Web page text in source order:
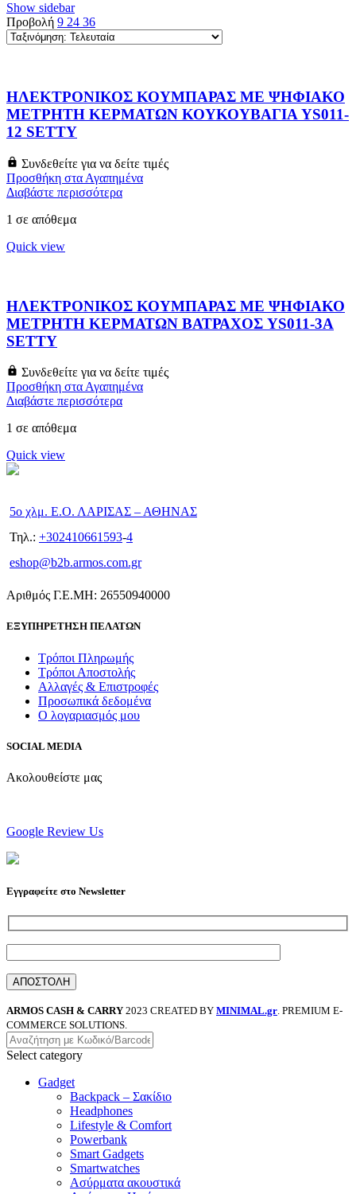
Show sidebar
Προβολή 9 24 36
ΗΛΕΚΤΡΟΝΙΚΟΣ ΚΟΥΜΠΑΡΑΣ ΜΕ ΨΗΦΙΑΚΟ
ΜΕΤΡΗΤΗ ΚΕΡΜΑΤΩΝ ΚΟΥΚΟΥΒΑΓΙΑ YS011-
12 SETTY
Συνδεθείτε για να δείτε τιμές
Προσθήκη στα Αγαπημένα
Διαβάστε περισσότερα
1 σε απόθεμα
Quick view
ΗΛΕΚΤΡΟΝΙΚΟΣ ΚΟΥΜΠΑΡΑΣ ΜΕ ΨΗΦΙΑΚΟ
ΜΕΤΡΗΤΗ ΚΕΡΜΑΤΩΝ ΒΑΤΡΑΧΟΣ YS011-3A
SETTY
Συνδεθείτε για να δείτε τιμές
Προσθήκη στα Αγαπημένα
Διαβάστε περισσότερα
1 σε απόθεμα
Quick view
5ο χλμ. Ε.Ο. ΛΑΡΙΣΑΣ – ΑΘΗΝΑΣ
Τηλ.: +302410661593-4
eshop@b2b.armos.com.gr
Αριθμός Γ.Ε.ΜΗ: 26550940000
ΕΞΥΠΗΡΕΤΗΣΗ ΠΕΛΑΤΩΝ
Τρόποι Πληρωμής
Τρόποι Αποστολής
Αλλαγές & Επιστροφές
Προσωπικά δεδομένα
Ο λογαριασμός μου
SOCIAL MEDIA
Ακολουθείστε μας
Google Review Us
Εγγραφείτε στο Newsletter
ARMOS CASH & CARRY 2023 CREATED BY MINIMAL.gr . PREMIUM E-
COMMERCE SOLUTIONS.
Select category
Gadget
Backpack – Σακίδιο
Headphones
Lifestyle & Comfort
Powerbank
Smart Gadgets
Smartwatches
Ασύρματα ακουστικά